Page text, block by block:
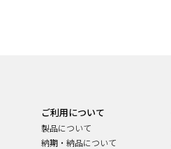
ご利用について
製品について
納期・納品について